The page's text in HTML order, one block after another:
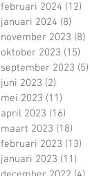
februari 2024 (12)
januari 2024 (8)
november 2023 (8)
oktober 2023 (15)
september 2023 (5)
juni 2023 (2)
mei 2023 (11)
april 2023 (16)
maart 2023 (18)
februari 2023 (13)
januari 2023 (11)